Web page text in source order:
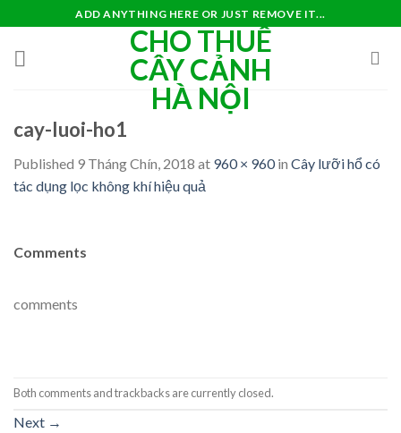
content
ADD ANYTHING HERE OR JUST REMOVE IT...
CHO THUÊ
CÂY CẢNH
HÀ NỘI
cay-luoi-ho1
Published 9 Tháng Chín, 2018 at 960 × 960in Cây lưỡi hổ có
tác dụng lọc không khí hiệu quả
Comments
comments
Both comments and trackbacks are currently closed.
Next →